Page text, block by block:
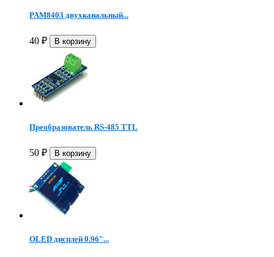
PAM8403 двухканальный...
40 ₽
Преобразователь RS-485 TTL
50 ₽
OLED дисплей 0.96"...